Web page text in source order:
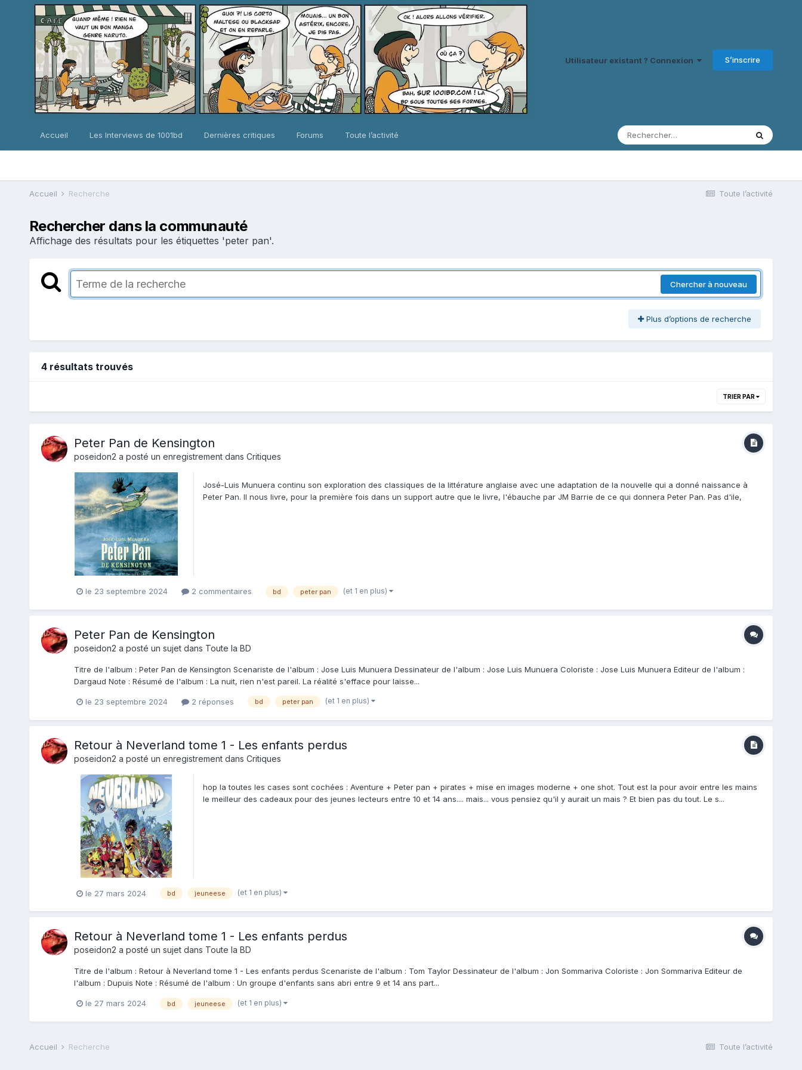
Utilisateur existant ? Connexion S’inscrire
Accueil Les Interviews de 1001bd Dernières critiques Forums Toute l’activité
Toute l’activité
Accueil Recherche
Rechercher dans la communauté
Affichage des résultats pour les étiquettes 'peter pan'.
Chercher à nouveau
Plus d’options de recherche
4 résultats trouvés
TRIER PAR
Peter Pan de Kensington
poseidon2 a posté un enregistrement dans Critiques
José-Luis Munuera continu son exploration des classiques de la littérature anglaise avec une adaptation de la nouvelle qui a donné naissance à
Peter Pan. Il nous livre, pour la première fois dans un support autre que le livre, l'ébauche par JM Barrie de ce qui donnera Peter Pan. Pas d'ile,
le 23 septembre 2024 2 commentaires bd peter pan (et 1 en plus)
Peter Pan de Kensington
poseidon2 a posté un sujet dans Toute la BD
Titre de l'album : Peter Pan de Kensington Scenariste de l'album : Jose Luis Munuera Dessinateur de l'album : Jose Luis Munuera Coloriste : Jose Luis Munuera Editeur de l'album :
Dargaud Note : Résumé de l'album : La nuit, rien n'est pareil. La réalité s'efface pour laisse...
le 23 septembre 2024 2 réponses bd peter pan (et 1 en plus)
Retour à Neverland tome 1 - Les enfants perdus
poseidon2 a posté un enregistrement dans Critiques
hop la toutes les cases sont cochées : Aventure + Peter pan + pirates + mise en images moderne + one shot. Tout est la pour avoir entre les mains
le meilleur des cadeaux pour des jeunes lecteurs entre 10 et 14 ans.... mais... vous pensiez qu'il y aurait un mais ? Et bien pas du tout. Le s...
le 27 mars 2024 bd jeuneese (et 1 en plus)
Retour à Neverland tome 1 - Les enfants perdus
poseidon2 a posté un sujet dans Toute la BD
Titre de l'album : Retour à Neverland tome 1 - Les enfants perdus Scenariste de l'album : Tom Taylor Dessinateur de l'album : Jon Sommariva Coloriste : Jon Sommariva Editeur de
l'album : Dupuis Note : Résumé de l'album : Un groupe d'enfants sans abri entre 9 et 14 ans part...
le 27 mars 2024 bd jeuneese (et 1 en plus)
Toute l’activité
Accueil Recherche